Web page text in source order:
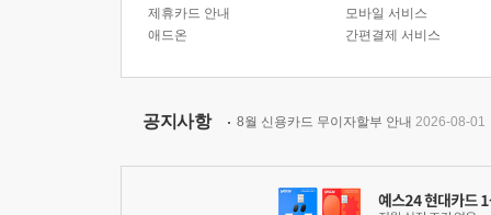
제휴카드 안내
애드온
모바일 서비스
간편결제 서비스
공지사항 8월 신용카드 무이자할부 안내 2026-08-01